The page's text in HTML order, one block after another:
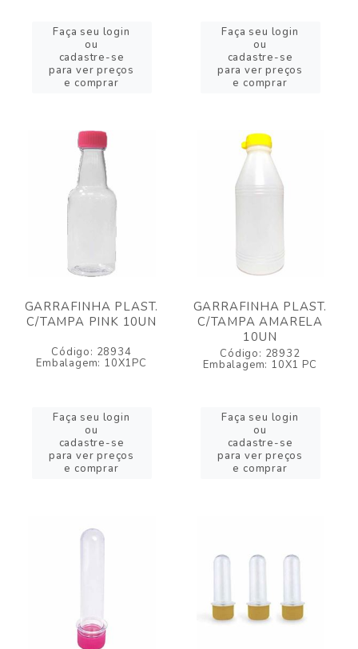
Faça seu login
ou
cadastre-se
para ver preços
e comprar
Faça seu login
ou
cadastre-se
para ver preços
e comprar
GARRAFINHA PLAST.
C/TAMPA PINK 10UN
Código: 28934
Embalagem: 10X1PC
Faça seu login
ou
cadastre-se
para ver preços
e comprar
GARRAFINHA PLAST.
C/TAMPA AMARELA
10UN
Código: 28932
Embalagem: 10X1 PC
Faça seu login
ou
cadastre-se
para ver preços
e comprar